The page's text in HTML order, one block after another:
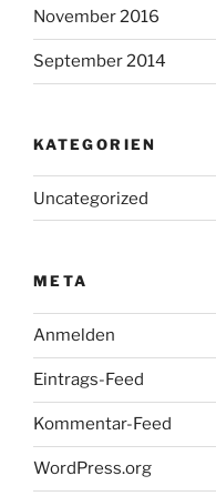
November 2016
September 2014
KATEGORIEN
Uncategorized
META
Anmelden
Eintrags-Feed
Kommentar-Feed
WordPress.org